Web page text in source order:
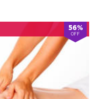
56%
OFF